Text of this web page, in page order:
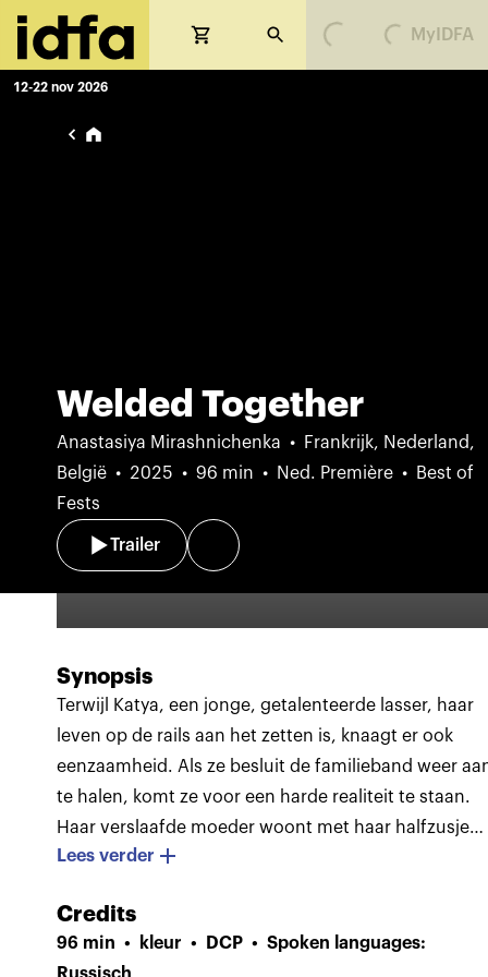
12-22 nov 2026
Loading...Loading... MyIDFA
Welded Together
Anastasiya Mirashnichenka
Frankrijk, Nederland,
België
2025 96 min Ned. Première
Best of
Fests
Trailer
Synopsis
Terwijl Katya, een jonge, getalenteerde lasser, haar
leven op de rails aan het zetten is, knaagt er ook
eenzaamheid. Als ze besluit de familieband weer
te halen, komt ze voor een harde realiteit te staan.
Haar verslaafde moeder woont met haar halfzusje
Amina in een vervuild appartement. Katya hoopt het
Amina in een dysfunctioneel gezin opgroeit. De
trauma’s uit haar eigen jeugd is Katya nooit volledig
Lees verder
Credits
96 min kleur DCP
Spoken languages:
Russisch